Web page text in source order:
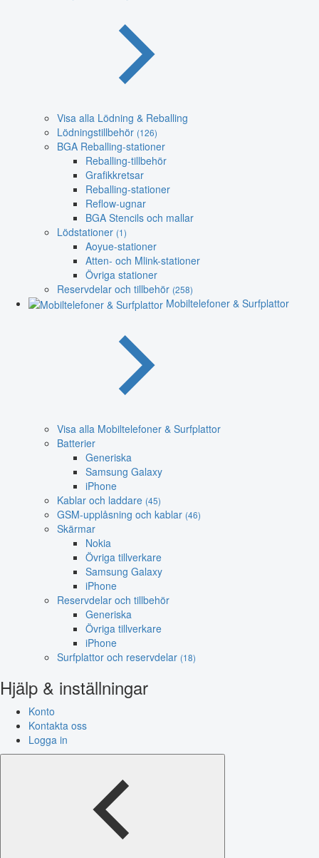
Visa alla Lödning & Reballing
Lödningstillbehör (126)
BGA Reballing-stationer
Reballing-tillbehör
Grafikkretsar
Reballing-stationer
Reflow-ugnar
BGA Stencils och mallar
Lödstationer (1)
Aoyue-stationer
Atten- och Mlink-stationer
Övriga stationer
Reservdelar och tillbehör (258)
Mobiltelefoner & Surfplattor
Visa alla Mobiltelefoner & Surfplattor
Batterier
Generiska
Samsung Galaxy
iPhone
Kablar och laddare (45)
GSM-upplåsning och kablar (46)
Skärmar
Nokia
Övriga tillverkare
Samsung Galaxy
iPhone
Reservdelar och tillbehör
Generiska
Övriga tillverkare
iPhone
Surfplattor och reservdelar (18)
Hjälp & inställningar
Konto
Kontakta oss
Logga in